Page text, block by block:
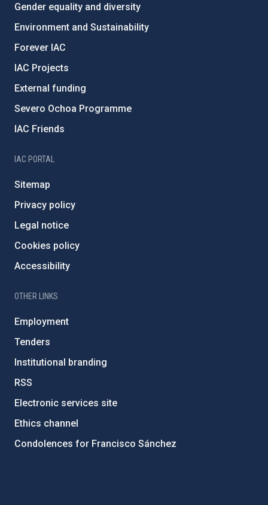
Gender equality and diversity
Environment and Sustainability
Forever IAC
IAC Projects
External funding
Severo Ochoa Programme
IAC Friends
IAC PORTAL
Sitemap
Privacy policy
Legal notice
Cookies policy
Accessibility
OTHER LINKS
Employment
Tenders
Institutional branding
RSS
Electronic services site
Ethics channel
Condolences for Francisco Sánchez